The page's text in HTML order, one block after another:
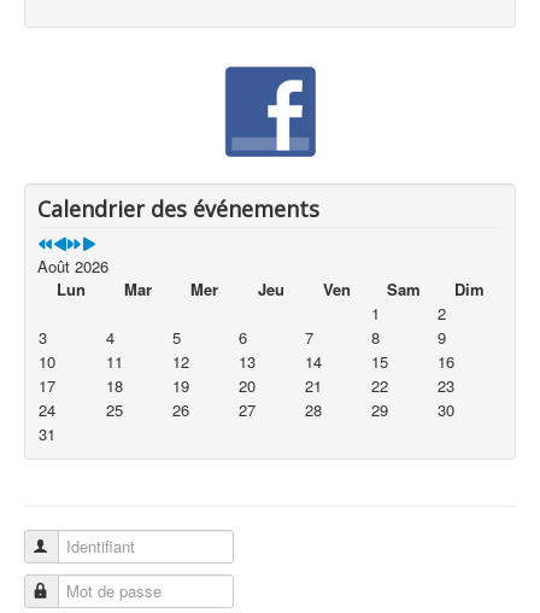
Calendrier des événements
Août 2026
Lun
Mar Mer Jeu Ven Sam
Dim
1
2
3
4 5 6 7 8
9
10
11 12 13 14 15
16
17
18 19 20 21 22
23
24
25 26 27 28 29
30
31
Identifiant
Mot de passe